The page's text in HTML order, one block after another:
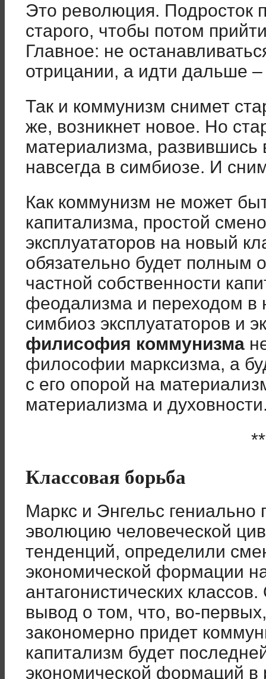
Это революция. Подросток
старого, чтобы потом
Главное: не
отрицании, а идти дальше –
Так и коммунизм снимет
же, возникнет новое. Но
материализма, развившись
навсегда в симбиозе. И
Как коммунизм не может
капитализма, простой
эксплуататоров на новый
обязательно будет полным
частной собственности
феодализма и переходом в
симбиоз эксплуататоров и
филисофия коммунизма
философии марксизма, а
с его опорой на
материализма и
Классовая борьба
Маркс и Энгельс гениально
эволюцию человеческой
тенденций, определили
экономической формации
антагонистических
вывод о том, что, во-
закономерно придет
капитализм будет
экономической формаций в